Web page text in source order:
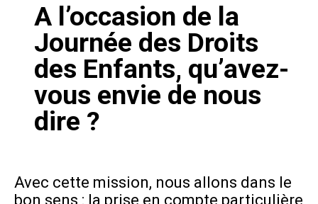
A l’occasion de la
Journée des Droits
des Enfants, qu’avez-
vous envie de nous
dire ?
Avec cette mission, nous allons dans le
bon sens : la prise en compte particulière